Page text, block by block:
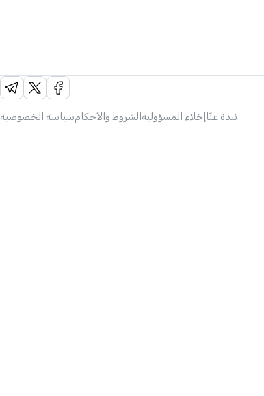
نبذة عنّا إخلاء المسؤولية الشروط والأحكامسياسة الخصوصية